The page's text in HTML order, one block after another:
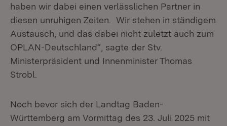
haben wir dabei einen verlässlichen Partner in
diesen unruhigen Zeiten. Wir stehen in ständigem
Austausch, und das dabei nicht zuletzt auch zum
OPLAN-Deutschland“, sagte der Stv.
Ministerpräsident und Innenminister Thomas
Strobl.
Noch bevor sich der Landtag Baden-
Württemberg am Vormittag des 23. Juli 2025 mit